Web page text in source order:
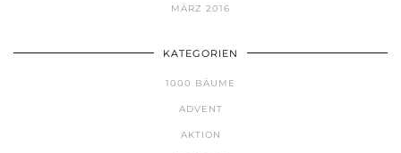
MÄRZ 2016
KATEGORIEN
1000 BÄUME
ADVENT
AKTION